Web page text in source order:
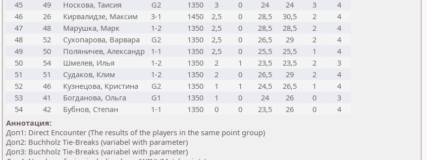
45
49 Носкова, Таисия G2 1350 3 0 24 24 3
4
46
26 Кирвалидзе, Максим 3-1 1450 2,5 0 28,5 30,5 2
4
47
48 Марушка, Марк 1-2 1350 2,5 0 28,5 28,5 2
4
48
52 Сухопарова, Варвара G2 1350 2,5 0 26,5 29 2
4
49
50 Поляничев, Александр 1-1 1350 2,5 0 25,5 25,5 1
4
50
54 Шмелев, Илья 1-2 1350 2 1 23,5 23,5 2
3
51
51 Судаков, Клим 1-2 1350 2 0 26,5 29 2
4
52
46 Кузнецова, Кристина G2 1350 1 1 24,5 26,5 1
4
53
41 Богданова, Ольга G1 1350 1 0 24 26 0
3
54
42 Бубнов, Степан 1-1 1350 0 0 23,5 26 0
4
Аннотация:
Доп1: Direct Encounter (The results of the players in the same point group)
Доп2: Buchholz Tie-Breaks (variabel with parameter)
Доп3: Buchholz Tie-Breaks (variabel with parameter)